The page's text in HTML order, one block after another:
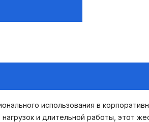
использования в
и длительной работы, этот